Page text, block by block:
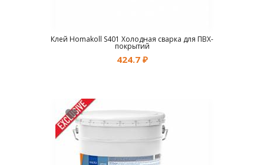
Клей Homakoll S401 Холодная сварка для ПВХ-
покрытий
424.7 ₽